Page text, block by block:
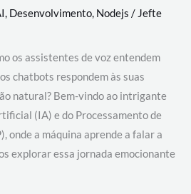
, Desenvolvimento, Nodejs / Jefte
os assistentes de voz entendem
chatbots respondem às suas
natural? Bem-vindo ao intrigante
(IA) e do Processamento de
onde a máquina aprende a falar a
explorar essa jornada emocionante